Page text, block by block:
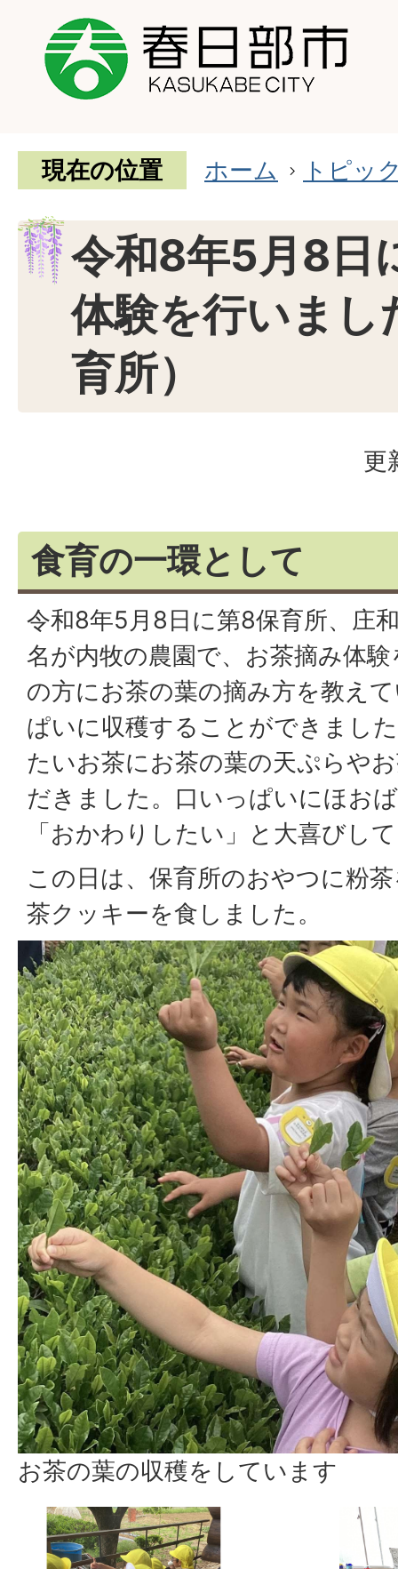
現在の位置 ホーム トピッ
令和8年5月8日
体験を行いまし
育所）
更
食育の一環として
令和8年5月8日に第8保育所、庄
名が内牧の農園で、お茶摘み体
の方にお茶の葉の摘み方を教え
ぱいに収穫することができまし
たいお茶にお茶の葉の天ぷらや
だきました。口いっぱいにほお
「おかわりしたい」と大喜びし
この日は、保育所のおやつに粉
茶クッキーを食しました。
お茶の葉の収穫をしています